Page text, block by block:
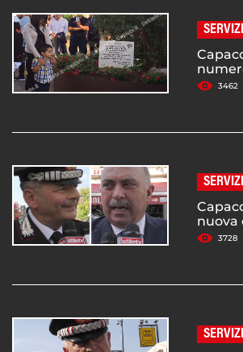
SERVIZI
3462
SERVIZI
nuova
3728
SERVIZI